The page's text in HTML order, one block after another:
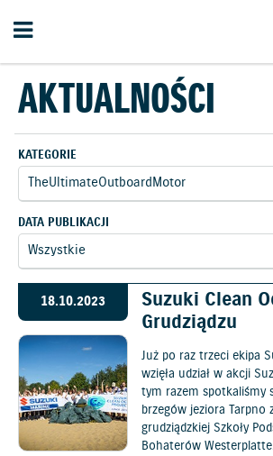
AKTUALNOŚCI
KATEGORIE
DATA PUBLIKACJI
18.10.2023
Suzuki Clean
Grudziądzu
Już po raz trzeci ekipa
wzięła udział w akcji
tym razem spotkaliśmy
brzegów jeziora Tarpno
grudziądzkiej Szkoły
Bohaterów